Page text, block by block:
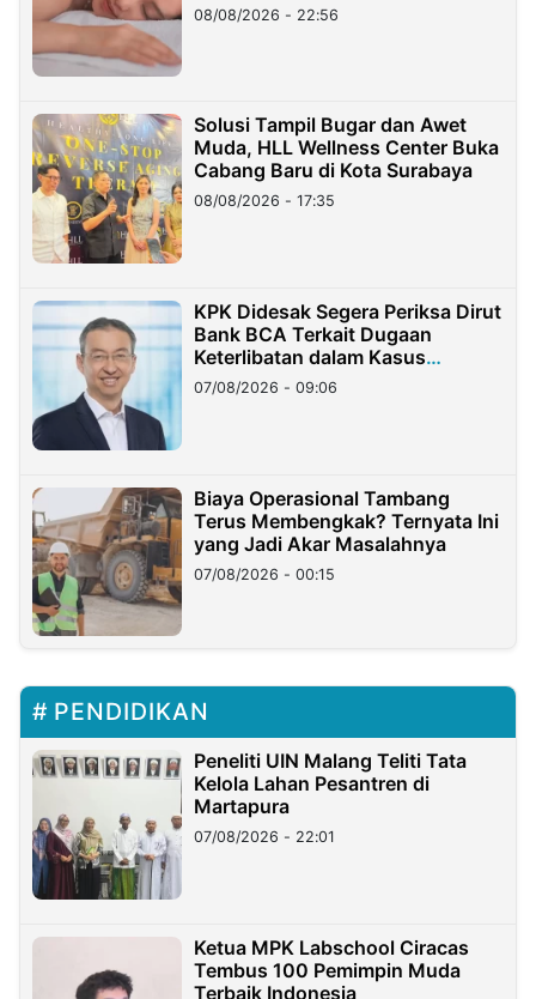
08/08/2026 - 22:56
Solusi Tampil Bugar dan Awet
Muda, HLL Wellness Center Buka
Cabang Baru di Kota Surabaya
08/08/2026 - 17:35
KPK Didesak Segera Periksa Dirut
Bank BCA Terkait Dugaan
Keterlibatan dalam Kasus
Hilangnya Dana Nasabah Rp2,58
Miliar
07/08/2026 - 09:06
Biaya Operasional Tambang
Terus Membengkak? Ternyata Ini
yang Jadi Akar Masalahnya
07/08/2026 - 00:15
PENDIDIKAN
Peneliti UIN Malang Teliti Tata
Kelola Lahan Pesantren di
Martapura
07/08/2026 - 22:01
Ketua MPK Labschool Ciracas
Tembus 100 Pemimpin Muda
Terbaik Indonesia